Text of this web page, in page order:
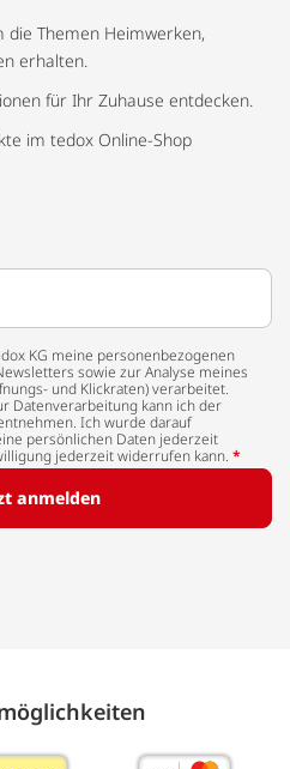
die Themen Heimwerken,
erhalten.
für Ihr Zuhause entdecken.
im tedox Online-Shop
KG meine personenbezogenen
sowie zur Analyse meines
und Klickraten) verarbeitet.
Datenverarbeitung kann ich der
Ich wurde darauf
persönlichen Daten jederzeit
jederzeit widerrufen kann. *
anmelden